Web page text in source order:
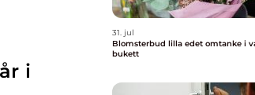
i
31. jul
Blomsterbud lilla edet omtanke i varje
bukett